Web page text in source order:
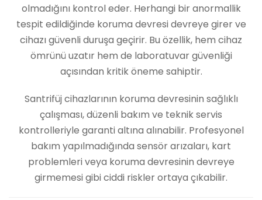
olmadığını kontrol eder. Herhangi bir anormallik
tespit edildiğinde koruma devresi devreye girer ve
cihazı güvenli duruşa geçirir. Bu özellik, hem cihaz
ömrünü uzatır hem de laboratuvar güvenliği
açısından kritik öneme sahiptir.
Santrifüj cihazlarının koruma devresinin sağlıklı
çalışması, düzenli bakım ve teknik servis
kontrolleriyle garanti altına alınabilir. Profesyonel
bakım yapılmadığında sensör arızaları, kart
problemleri veya koruma devresinin devreye
girmemesi gibi ciddi riskler ortaya çıkabilir.